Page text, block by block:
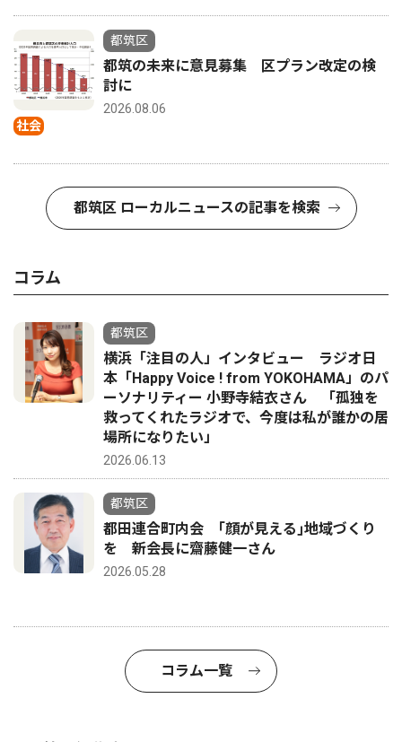
社会
都筑区
都筑の未来に意見募集 区プラン改定の検
討に
2026.08.06
都筑区 ローカルニュースの記事を検索
コラム
都筑区
横浜「注目の人」インタビュー ラジオ日
本「Happy Voice ! from YOKOHAMA」のパ
ーソナリティー 小野寺結衣さん 「孤独を
救ってくれたラジオで、今度は私が誰かの居
場所になりたい」
2026.06.13
都筑区
都田連合町内会 ｢顔が見える｣地域づくり
を 新会長に齋藤健一さん
2026.05.28
コラム一覧